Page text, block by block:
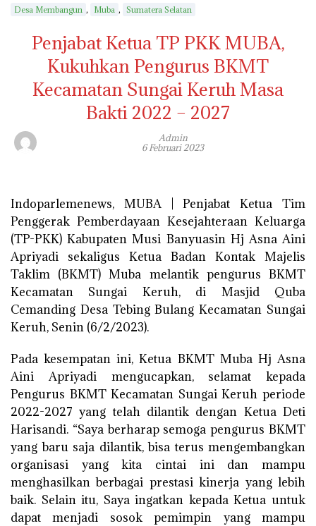
Desa Membangun , Muba , Sumatera Selatan
Penjabat Ketua TP PKK MUBA,
Kukuhkan Pengurus BKMT
Kecamatan Sungai Keruh Masa
Bakti 2022 – 2027
Admin
6 Februari 2023
Indoparlemenews, MUBA | Penjabat Ketua Tim
Penggerak Pemberdayaan Kesejahteraan Keluarga
(TP-PKK) Kabupaten Musi Banyuasin Hj Asna Aini
Apriyadi sekaligus Ketua Badan Kontak Majelis
Taklim (BKMT) Muba melantik pengurus BKMT
Kecamatan Sungai Keruh, di Masjid Quba
Cemanding Desa Tebing Bulang Kecamatan Sungai
Keruh, Senin (6/2/2023).
Pada kesempatan ini, Ketua BKMT Muba Hj Asna
Aini Apriyadi mengucapkan, selamat kepada
Pengurus BKMT Kecamatan Sungai Keruh periode
2022-2027 yang telah dilantik dengan Ketua Deti
Harisandi. “Saya berharap semoga pengurus BKMT
yang baru saja dilantik, bisa terus mengembangkan
organisasi yang kita cintai ini dan mampu
menghasilkan berbagai prestasi kinerja yang lebih
baik. Selain itu, Saya ingatkan kepada Ketua untuk
dapat menjadi sosok pemimpin yang mampu